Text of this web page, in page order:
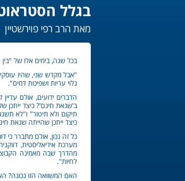
בגלל
מאת הרב רפי פוירשטיין
בכל שנה, בימים אלו של
"אבל מקדש שני, שהיו
גלוי עריות ושפיכות דמים".
הדברים ידועים, אולם
ב'שנאת חינם'? כיצד ייתכן
תיקום ולא תיטור" ו"לא
כיצד ייתכן שהייתה שנאת
כל זה נכון, אולם מתברר כי
מערכת אידיאליסטית,
מהדרך שבה מאמינה
לחיות".
האם המשוואה הזו נכונה?